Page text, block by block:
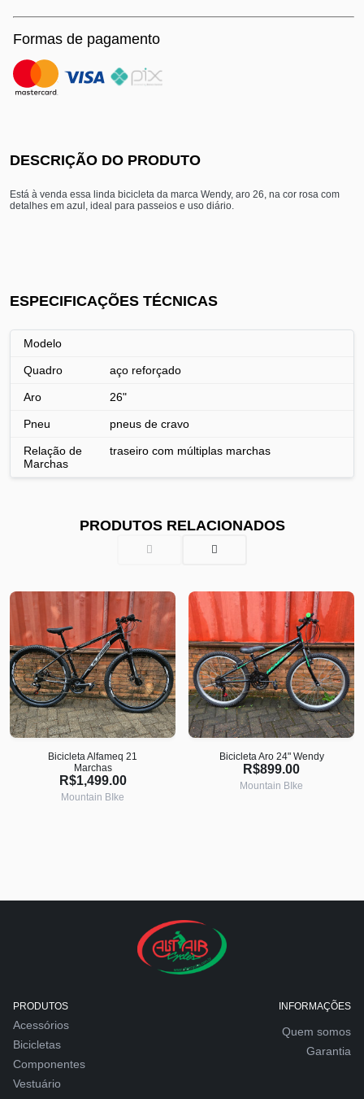
Formas de pagamento
DESCRIÇÃO DO PRODUTO
Está à venda essa linda bicicleta da marca Wendy, aro 26, na cor rosa com
detalhes em azul, ideal para passeios e uso diário.
ESPECIFICAÇÕES TÉCNICAS
Modelo
Quadro aço reforçado
Aro 26"
Pneu pneus de cravo
Relação de
Marchas
traseiro com múltiplas marchas
PRODUTOS RELACIONADOS
Bicicleta Alfameq 21
Marchas
R$1,499.00
Mountain BIke
Bicicleta Aro 24" Wendy
R$899.00
Mountain BIke
PRODUTOS
Acessórios
Bicicletas
Componentes
Vestuário
INFORMAÇÕES
Quem somos
Garantia